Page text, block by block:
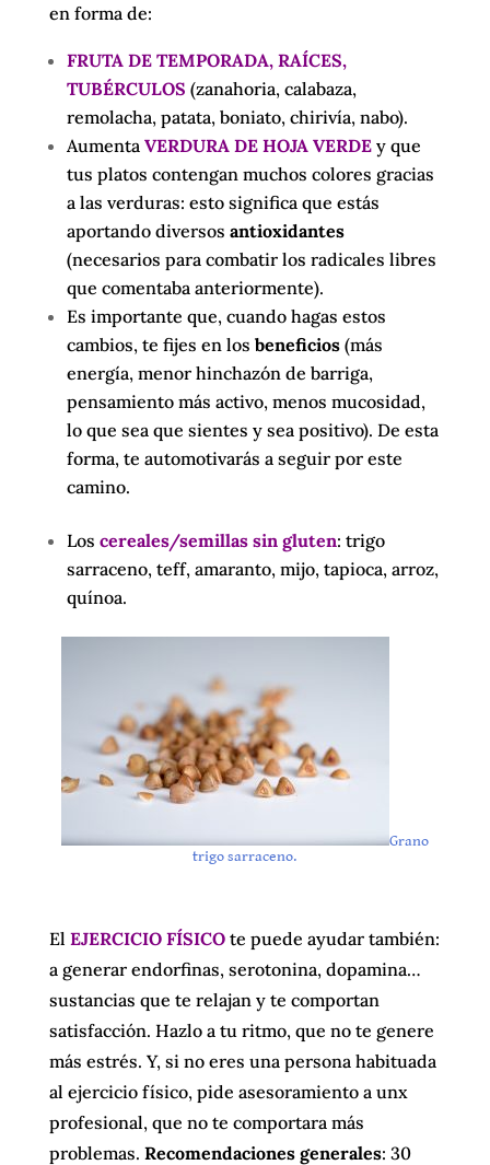
en forma de:
FRUTA DE TEMPORADA, RAÍCES,
TUBÉRCULOS (zanahoria, calabaza,
remolacha, patata, boniato, chirivía, nabo).
Aumenta VERDURA DE HOJA VERDE y que
tus platos contengan muchos colores gracias
a las verduras: esto significa que estás
aportando diversos antioxidantes
(necesarios para combatir los radicales libres
que comentaba anteriormente).
Es importante que, cuando hagas estos
cambios, te fijes en los beneficios(más
energía, menor hinchazón de barriga,
pensamiento más activo, menos mucosidad,
lo que sea que sientes y sea positivo). De esta
forma, te automotivarás a seguir por este
camino.
Los cereales/semillas sin gluten: trigo
sarraceno, teff, amaranto, mijo, tapioca, arroz,
quínoa.
Grano
trigo sarraceno.
El EJERCICIO FÍSICOte puede ayudar también:
a generar endorfinas, serotonina, dopamina…
sustancias que te relajan y te comportan
satisfacción. Hazlo a tu ritmo, que no te genere
más estrés. Y, si no eres una persona habituada
al ejercicio físico, pide asesoramiento a unx
profesional, que no te comportara más
problemas. Recomendaciones generales: 30